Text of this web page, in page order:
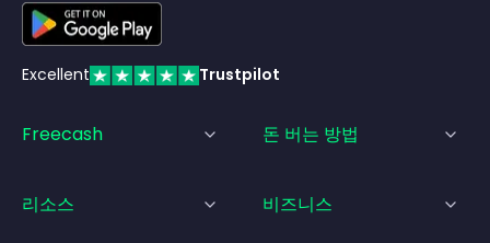
Excellent Trustpilot
Freecash 돈 버는 방법
리소스 비즈니스